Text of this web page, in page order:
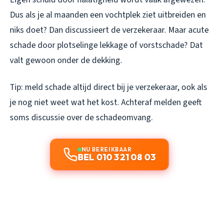
Dus als je al maanden een vochtplek ziet uitbreiden en
niks doet? Dan discussieert de verzekeraar. Maar acute
schade door plotselinge lekkage of vorstschade? Dat
valt gewoon onder de dekking.
Tip: meld schade altijd direct bij je verzekeraar, ook als
je nog niet weet wat het kost. Achteraf melden geeft
soms discussie over de schadeomvang.
NU BEREIKBAAR
BEL 010 321 08 03